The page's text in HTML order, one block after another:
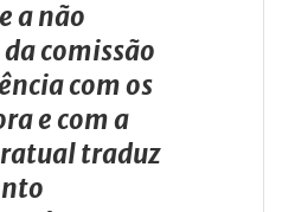
a não
comissão
com os
e com a
traduz